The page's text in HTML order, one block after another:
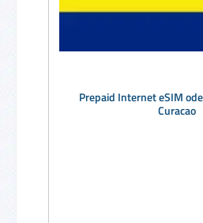
Prepaid Internet eSIM
Curacao